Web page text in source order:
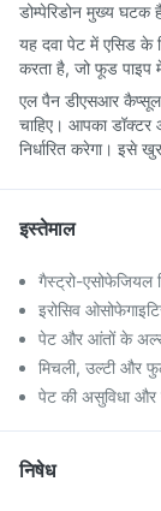
डोम्पेरिडोन मुख्य घटक
यह दवा पेट में एसिड के
करता है, जो फूड पाइप
एल पैन डीएसआर कैप्सूल
चाहिए। आपका
निर्धारित करेगा। इसे
इस्तेमाल
गैस्ट्रो-एसोफेजियल
इरोसिव
पेट और आंतों के
मिचली, उल्टी और
पेट की असुविधा और
निषेध